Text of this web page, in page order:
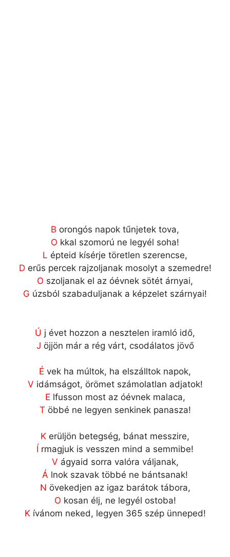
B orongós napok tűnjetek tova,
O kkal szomorú ne legyél soha!
L épteid kísérje töretlen szerencse,
Derűs percek rajzoljanak mosolyt a szemedre!
O szoljanak el az óévnek sötét árnyai,
G úzsból szabaduljanak a képzelet szárnyai!
Ú j évet hozzon a nesztelen iramló idő,
J öjjön már a rég várt, csodálatos jövő
É vek ha múltok, ha elszálltok napok,
V idámságot, örömet számolatlan adjatok!
E lfusson most az óévnek malaca,
T öbbé ne legyen senkinek panasza!
K erüljön betegség, bánat messzire,
Í rmagjuk is vesszen mind a semmibe!
V ágyaid sorra valóra váljanak,
Á lnok szavak többé ne bántsanak!
N övekedjen az igaz barátok tábora,
O kosan élj, ne legyél ostoba!
Kívánom neked, legyen 365 szép ünneped!